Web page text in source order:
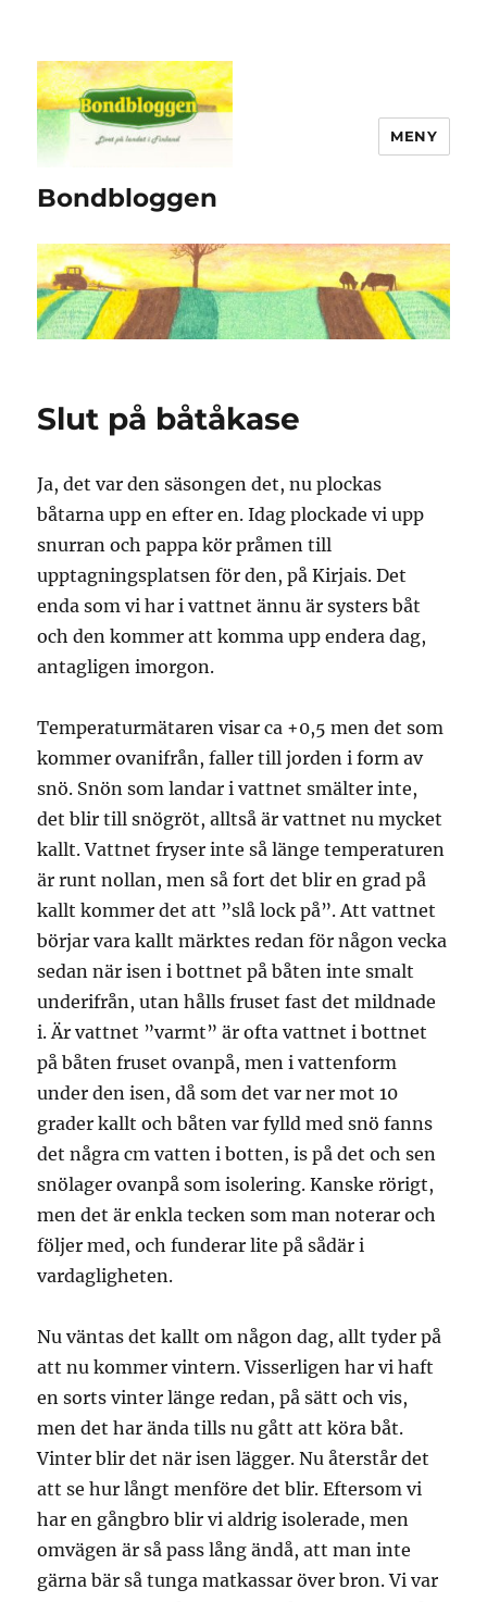
Bondbloggen
MENY
Slut på båtåkase
Ja, det var den säsongen det, nu plockas
båtarna upp en efter en. Idag plockade vi upp
snurran och pappa kör pråmen till
upptagningsplatsen för den, på Kirjais. Det
enda som vi har i vattnet ännu är systers båt
och den kommer att komma upp endera dag,
antagligen imorgon.
Temperaturmätaren visar ca +0,5 men det som
kommer ovanifrån, faller till jorden i form av
snö. Snön som landar i vattnet smälter inte,
det blir till snögröt, alltså är vattnet nu mycket
kallt. Vattnet fryser inte så länge temperaturen
är runt nollan, men så fort det blir en grad på
kallt kommer det att ”slå lock på”. Att vattnet
börjar vara kallt märktes redan för någon vecka
sedan när isen i bottnet på båten inte smalt
underifrån, utan hålls fruset fast det mildnade
i. Är vattnet ”varmt” är ofta vattnet i bottnet
på båten fruset ovanpå, men i vattenform
under den isen, då som det var ner mot 10
grader kallt och båten var fylld med snö fanns
det några cm vatten i botten, is på det och sen
snölager ovanpå som isolering. Kanske rörigt,
men det är enkla tecken som man noterar och
följer med, och funderar lite på sådär i
vardagligheten.
Nu väntas det kallt om någon dag, allt tyder på
att nu kommer vintern. Visserligen har vi haft
en sorts vinter länge redan, på sätt och vis,
men det har ända tills nu gått att köra båt.
Vinter blir det när isen lägger. Nu återstår det
att se hur långt menföre det blir. Eftersom vi
har en gångbro blir vi aldrig isolerade, men
omvägen är så pass lång ändå, att man inte
gärna bär så tunga matkassar över bron. Vi var